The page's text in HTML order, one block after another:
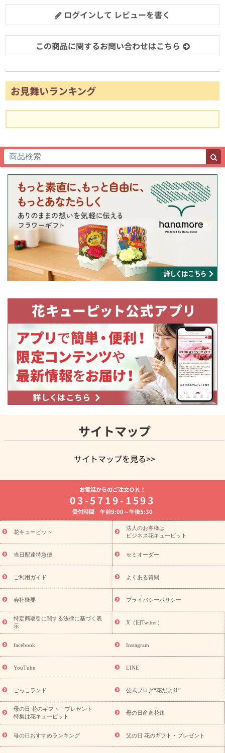
ログインして レビューを書く
この商品に関するお問い合わせはこちら
お見舞いランキング
サイトマップ
サイトマップを見る>>
よく贈られる花
お祝いの花特集
誕生日フラワーギフト特集
8月の誕生花(トルコキキョウ)
開店・開業祝い
お供え・お悔やみ お供え・お悔やみの花
通夜・葬儀に贈る花 胡蝶蘭・花鉢
ーブドフラワー
季節のイベント
ひまわり ギフト・プレゼント
特集
お盆 花（新盆・初盆） 季節のイベント
お盆 花（新
盆・初盆）
お盆 花（新盆・初盆）
お盆・お供え 花とセットギ
フト
お盆・お供え プリザーブドフラワー
ひまわり ギフト・プ
レゼント特集
夏の花贈り・お中元・暑中見舞い 花のギフト特集
敬老の日におくる花ギフト・プレゼント特集
花ギフト・プレゼント特集
敬老の日 花のおすすめランキング
敬
老の日 花鉢植えのギフト・プレゼント特集
敬老の日 花とセットギ
フト・プレゼント特集
敬老の日の花 全てのギフト一覧
キャン
ペーン
「きょう誕生日なんです」キャンペーン
探す
誕生日フラワーギフト 誕生日フラワーギフト特集
誕生
日フラワーギフト商品一覧
ユリ トルコキキョウ
誕生花(トルコキキョウ)
9月の誕生花(リンドウ)
誕生日セット
ギフト
「きょう誕生日なんです」キャンペーン
用途から探す お祝いの花特集 当日配達特急便
お祝い商品
一覧
お祝い 新築・引っ越し祝い
結婚記念日
結婚祝い 出産祝い 退院祝い・快気祝い
還暦
祝い・長寿祝い
プチギフト ペットのお祝いフラワー
元・暑中見舞い
敬老の日
お供え
お供え・お悔やみ商品一覧 お供え・お悔やみの花
十九日法要以降に贈る花
通夜・葬儀に贈る花
お供え お花とセッ
お電話からのご注文ＯＫ！
03-5719-1593
受付時間 午前9:00～午後5:30
花キューピット
法人のお客様は
ビジネス花キューピット
当日配達特急便 セミオーダー
ご利用ガイド よくある質問
会社概要 プライバシーポリシー
特定商取引に関する法律に基づく表
示
X（旧Twitter）
facebook Instagram
YouTube LINE
ごっこランド 公式ブログ“花だより”
母の日 花のギフト・プレゼント
特集は花キューピット
母の日産直花鉢
母の日おすすめランキング 父の日 花のギフト・プレゼント